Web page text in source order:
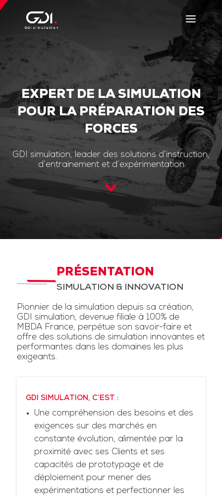
EXPERT DE LA SIMULATION
POUR LA PRÉPARATION DES
FORCES
GDI simulation, leader des solutions d’instruction,
d’entrainement et d’expérimentation
PRÉSENTATION
SIMULATION & INNOVATION
Pionnier de la simulation depuis sa création,
GDI simulation, devenue filiale à 100% de
MBDA France, perpétue son savoir-faire et
offre des solutions de simulation innovantes et
performantes dans les domaines les plus
exigeants.
GDI SIMULATION, C’EST :
Une compréhension des besoins et des
exigences sur des marchés en
constante évolution, alimentée par la
proximité avec ses Clients et ses
capacités de prototypage et de
déploiement pour mener des
expérimentations et perfectionner les